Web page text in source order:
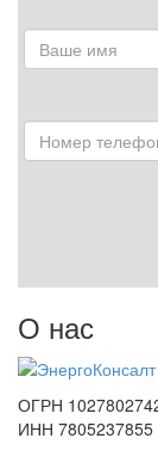
О нас
ОГРН
ИНН 7805237855